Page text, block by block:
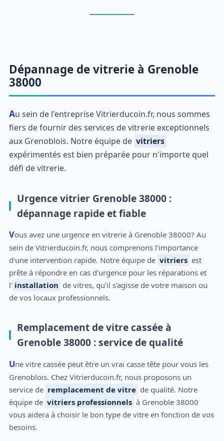
Dépannage de vitrerie à Grenoble
38000
Au sein de l'entreprise Vitrierducoin.fr, nous sommes
fiers de fournir des services de vitrerie exceptionnels
aux Grenoblois. Notre équipe de vitriers
expérimentés est bien préparée pour n'importe quel
défi de vitrerie.
Urgence vitrier Grenoble 38000 :
dépannage rapide et fiable
Vous avez une urgence en vitrerie à Grenoble 38000? Au
sein de Vitrierducoin.fr, nous comprenons l'importance
d'une intervention rapide. Notre équipe de vitriers est
prête à répondre en cas d'urgence pour les réparations et
l' installation de vitres, qu'il s'agisse de votre maison ou
de vos locaux professionnels.
Remplacement de vitre cassée à
Grenoble 38000 : service de qualité
Une vitre cassée peut être un vrai casse tête pour vous les
Grenoblois. Chez Vitrierducoin.fr, nous proposons un
service de remplacement de vitre de qualité. Notre
équipe de vitriers professionnels à Grenoble 38000
vous aidera à choisir le bon type de vitre en fonction de vos
besoins.